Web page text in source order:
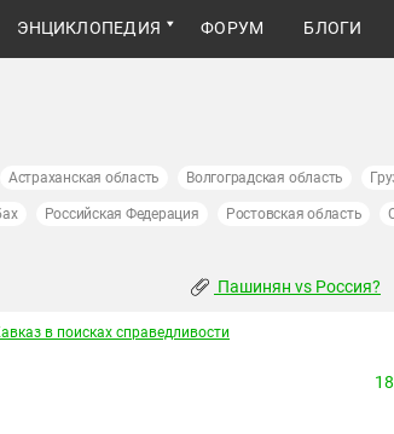
ЭНЦИКЛОПЕДИЯ ФОРУМ БЛОГИ
Астраханская область Волгоградская область
Российская Федерация Ростовская область
Пашинян vs Россия?
в поисках справедливости